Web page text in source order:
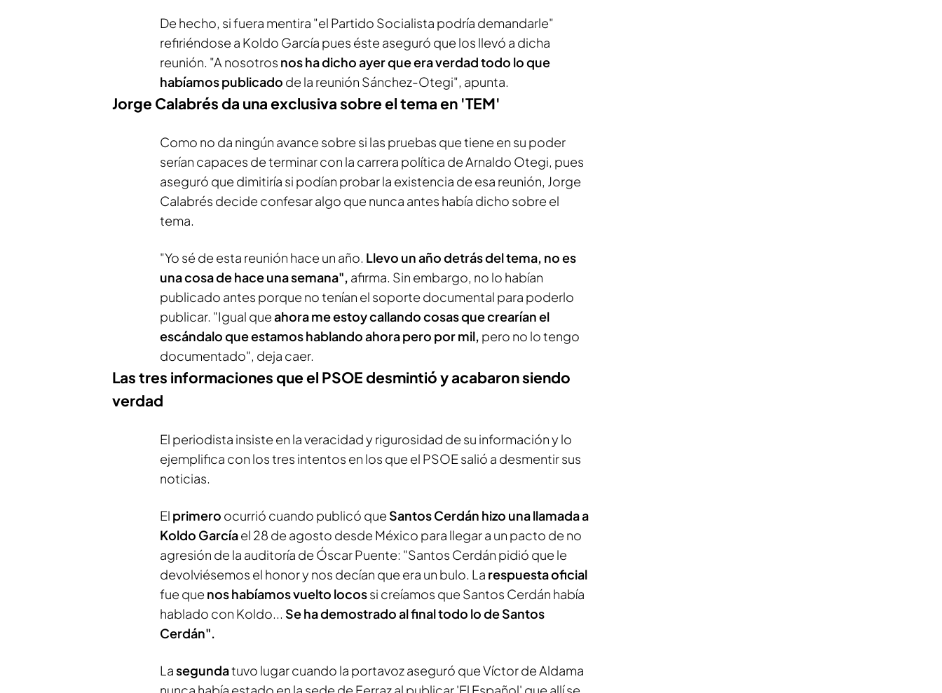
De hecho, si fuera mentira "el Partido Socialista podría demandarle"
refiriéndose a Koldo García pues éste aseguró que los llevó a dicha
reunión. "A nosotros nos ha dicho ayer que era verdad todo lo que
habíamos publicado de la reunión Sánchez-Otegi", apunta.
Jorge Calabrés da una exclusiva sobre el tema en 'TEM'
Como no da ningún avance sobre si las pruebas que tiene en su poder
serían capaces de terminar con la carrera política de Arnaldo Otegi, pues
aseguró que dimitiría si podían probar la existencia de esa reunión, Jorge
Calabrés decide confesar algo que nunca antes había dicho sobre el
tema.
"Yo sé de esta reunión hace un año. Llevo un año detrás del tema, no es
una cosa de hace una semana", afirma. Sin embargo, no lo habían
publicado antes porque no tenían el soporte documental para poderlo
publicar. "Igual queahora me estoy callando cosas que crearían el
escándalo que estamos hablando ahora pero por mil, pero no lo tengo
documentado", deja caer.
Las tres informaciones que el PSOE desmintió y acabaron siendo
verdad
El periodista insiste en la veracidad y rigurosidad de su información y lo
ejemplifica con los tres intentos en los que el PSOE salió a desmentir sus
noticias.
El primero ocurrió cuando publicó que Santos Cerdán hizo una llamada a
Koldo Garcíael 28 de agosto desde México para llegar a un pacto de no
agresión de la auditoría de Óscar Puente: "Santos Cerdán pidió que le
devolviésemos el honor y nos decían que era un bulo. La respuesta oficial
fue que nos habíamos vuelto locossi creíamos que Santos Cerdán había
hablado con Koldo... Se ha demostrado al final todo lo de Santos
Cerdán".
Lasegundatuvo lugar cuando la portavoz aseguró que Víctor de Aldama